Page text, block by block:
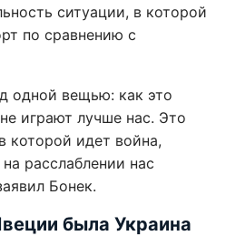
ситуации, в которой
по сравнению с
одной вещью: как это
играют лучше нас. Это
которой идет война,
расслаблении нас
Бонек.
была Украина